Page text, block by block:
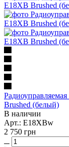
Brushed (белый)
В наличии
Арт.: E18XBw
2 750 грн